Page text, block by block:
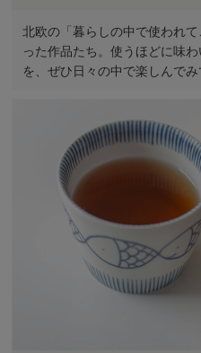
北欧の「暮らしの中で使われ
った作品たち。使うほどに味
を、ぜひ日々の中で楽しんでみ